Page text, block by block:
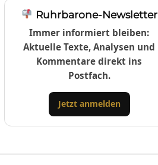
Ruhrbarone-Newsletter
Immer informiert bleiben:
Aktuelle Texte, Analysen und
Kommentare direkt ins
Postfach.
Jetzt anmelden